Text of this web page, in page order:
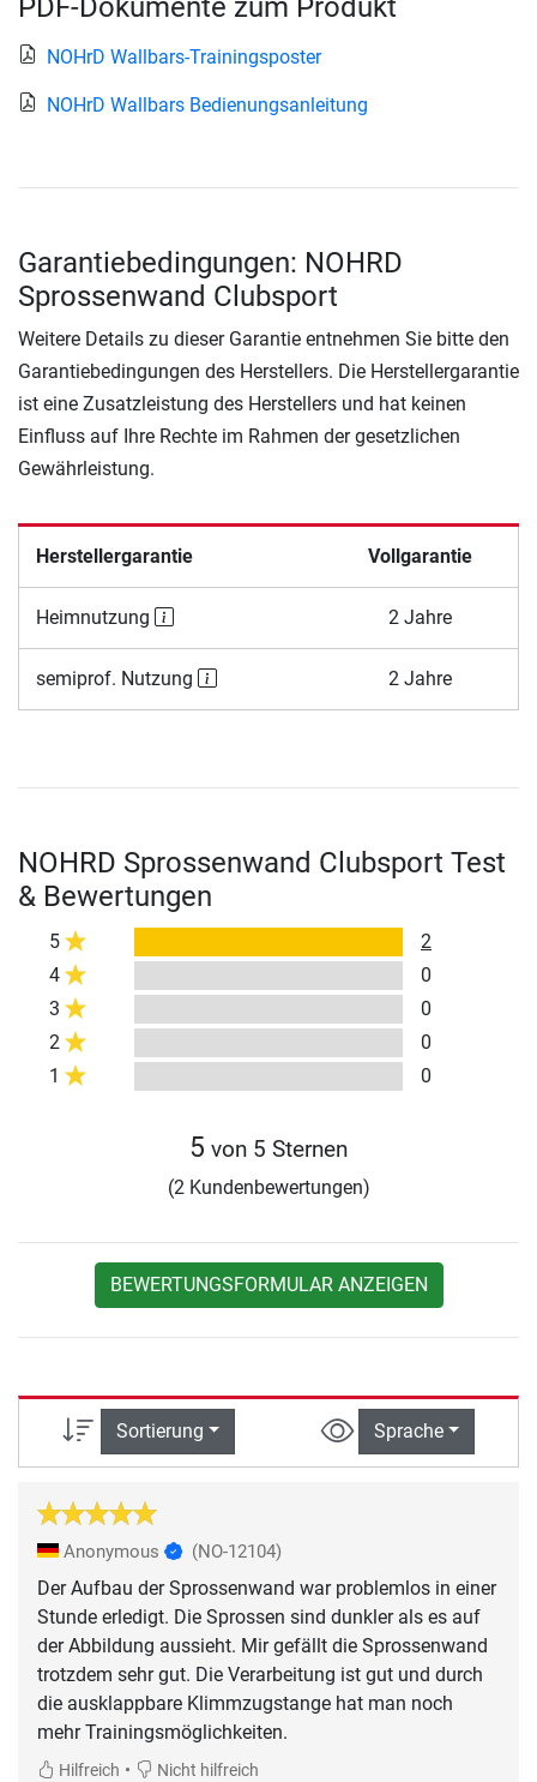
PDF-Dokumente zum Produkt
NOHrD Wallbars-Trainingsposter
NOHrD Wallbars Bedienungsanleitung
Garantiebedingungen: NOHRD
Sprossenwand Clubsport
Weitere Details zu dieser Garantie entnehmen Sie bitte den
Garantiebedingungen des Herstellers. Die Herstellergarantie
ist eine Zusatzleistung des Herstellers und hat keinen
Einfluss auf Ihre Rechte im Rahmen der gesetzlichen
Gewährleistung.
Herstellergarantie Vollgarantie
Heimnutzung 2 Jahre
semiprof. Nutzung 2 Jahre
NOHRD Sprossenwand Clubsport Test
& Bewertungen
5
2
4
0
3
0
2
0
1
0
5 von 5 Sternen
(2 Kundenbewertungen)
BEWERTUNGSFORMULAR ANZEIGEN
Sortierung Sprache
Anonymous (NO-12104)
Der Aufbau der Sprossenwand war problemlos in einer
Stunde erledigt. Die Sprossen sind dunkler als es auf
der Abbildung aussieht. Mir gefällt die Sprossenwand
trotzdem sehr gut. Die Verarbeitung ist gut und durch
die ausklappbare Klimmzugstange hat man noch
mehr Trainingsmöglichkeiten.
Hilfreich • Nicht hilfreich